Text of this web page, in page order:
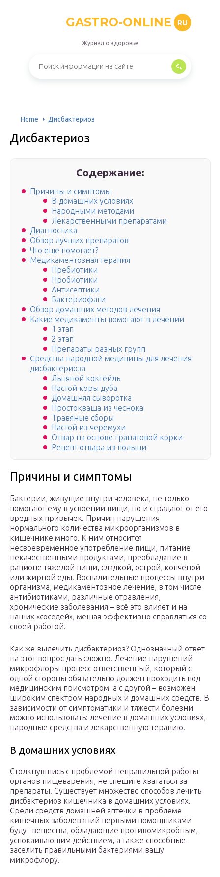
GASTRO-ONLINE RU
Журнал о здоровье
Home Дисбактериоз
Дисбактериоз
Содержание:
Причины и симптомы
В домашних условиях
Народными методами
Лекарственными препаратами
Диагностика
Обзор лучших препаратов
Что еще помогает?
Медикаментозная терапия
Пребиотики
Пробиотики
Антисептики
Бактериофаги
Обзор домашних методов лечения
Какие медикаменты помогают в лечении
1 этап
2 этап
Препараты разных групп
Средства народной медицины для лечения
дисбактериоза
Льняной коктейль
Настой коры дуба
Домашняя сыворотка
Простокваша из чеснока
Травяные сборы
Настой из черёмухи
Отвар на основе гранатовой корки
Рецепт отвара из полыни
Причины и симптомы
Бактерии, живущие внутри человека, не только
помогают ему в усвоении пищи, но и страдают от его
вредных привычек. Причин нарушения
нормального количества микроорганизмов в
кишечнике много. К ним относится
несвоевременное употребление пищи, питание
некачественными продуктами, преобладание в
рационе тяжелой пищи, сладкой, острой, копченой
или жирной еды. Воспалительные процессы внутри
организма, медикаментозное лечение, в том числе
антибиотиками, различные отравления,
хронические заболевания – всё это влияет и на
наших «соседей», мешая эффективно справляться со
своей работой.
Как же вылечить дисбактериоз? Однозначный ответ
на этот вопрос дать сложно. Лечение нарушений
микрофлоры процесс ответственный, который с
одной стороны обязательно должен проходить под
медицинским присмотром, а с другой – возможен
широким спектром народных и домашних средств. В
зависимости от симптоматики и тяжести болезни
можно использовать: лечение в домашних условиях,
народные средства и лекарственную терапию.
В домашних условиях
Столкнувшись с проблемой неправильной работы
органов пищеварения, не спешите хвататься за
препараты. Существует множество способов лечить
дисбактериоз кишечника в домашних условиях.
Среди средств домашней аптечки в проблеме
кишечных заболеваний первыми помощниками
будут вещества, обладающие противомикробным,
успокаивающим действием, а также способные
заселить правильными бактериями вашу
микрофлору.